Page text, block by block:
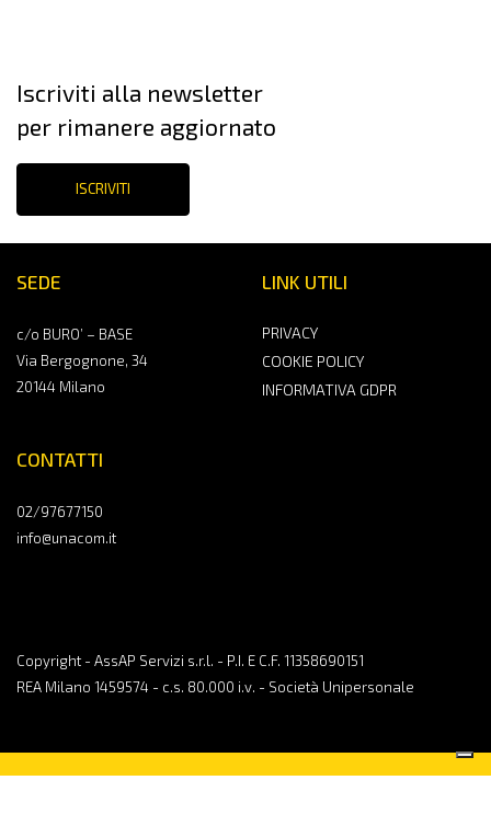
SEDE
c/o BURO’ – BASE
Via Bergognone, 34
20144 Milano
CONTATTI
02/97677150
info@unacom.it
LINK UTILI
PRIVACY
COOKIE POLICY
INFORMATIVA GDPR
Copyright - AssAP Servizi s.r.l. - P.I. E C.F. 11358690151
REA Milano 1459574 - c.s. 80.000 i.v. - Società Unipersonale
Iscriviti alla newsletter
per rimanere aggiornato
ISCRIVITI